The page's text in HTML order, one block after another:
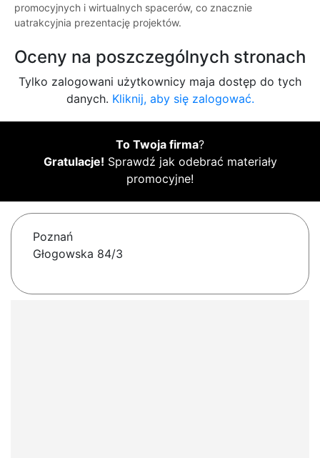
promocyjnych i wirtualnych spacerów, co znacznie
uatrakcyjnia prezentację projektów.
Oceny na poszczególnych stronach
Tylko zalogowani użytkownicy maja dostęp do tych
danych. Kliknij, aby się zalogować.
To Twoja firma?
Gratulacje! Sprawdź jak odebrać materiały
promocyjne!
Poznań
Głogowska 84/3